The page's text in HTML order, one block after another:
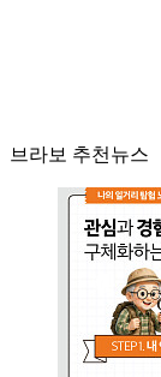
브라보 추천뉴스